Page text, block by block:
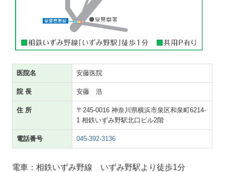
医院名 安藤医院
院 長 安藤 浩
住 所
〒245-0016 神奈川県横浜市泉区和泉町6214-
1 相鉄いずみ野駅北口ビル2階
電話番号 045-392-3136
電車：相鉄いずみ野線 いずみ野駅より徒歩1分